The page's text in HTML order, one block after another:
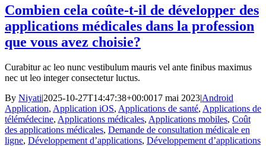
Combien cela coûte-t-il de développer des
applications médicales dans la profession
que vous avez choisie?
Curabitur ac leo nunc vestibulum mauris vel ante finibus maximus
nec ut leo integer consectetur luctus.
By Niyati|2025-10-27T14:47:38+00:0017 mai 2023|Android
Application, Application iOS, Applications de santé, Applications de
télémédecine, Applications médicales, Applications mobiles, Coût
des applications médicales, Demande de consultation médicale en
ligne, Développement d’applications, Développement d’applications